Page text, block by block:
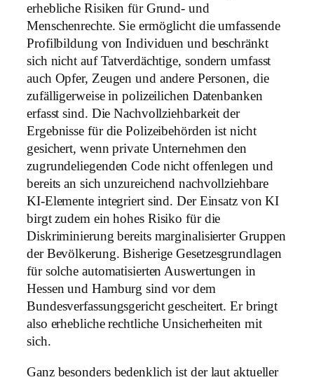
erhebliche Risiken für Grund- und
Menschenrechte. Sie ermöglicht die umfassende
Profilbildung von Individuen und beschränkt
sich nicht auf Tatverdächtige, sondern umfasst
auch Opfer, Zeugen und andere Personen, die
zufälligerweise in polizeilichen Datenbanken
erfasst sind. Die Nachvollziehbarkeit der
Ergebnisse für die Polizeibehörden ist nicht
gesichert, wenn private Unternehmen den
zugrundeliegenden Code nicht offenlegen und
bereits an sich unzureichend nachvollziehbare
KI-Elemente integriert sind. Der Einsatz von KI
birgt zudem ein hohes Risiko für die
Diskriminierung bereits marginalisierter Gruppen
der Bevölkerung. Bisherige Gesetzesgrundlagen
für solche automatisierten Auswertungen in
Hessen und Hamburg sind vor dem
Bundesverfassungsgericht gescheitert. Er bringt
also erhebliche rechtliche Unsicherheiten mit
sich.
Ganz besonders bedenklich ist der laut aktueller